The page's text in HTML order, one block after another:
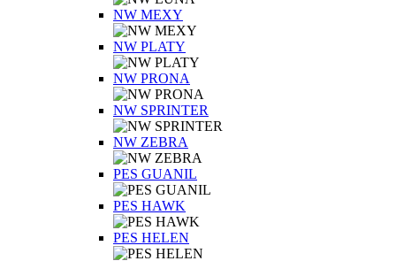
NW MEXY
NW PLATY
NW PRONA
NW SPRINTER
NW ZEBRA
PES GUANIL
PES HAWK
PES HELEN